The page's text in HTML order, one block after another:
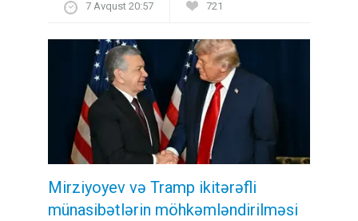
7 Avqust 20:57 721
Mirziyoyev və Tramp ikitərəfli
münasibətlərin möhkəmləndirilməsi